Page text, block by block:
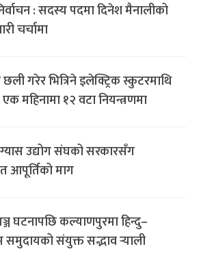
: सदस्य पदमा दिनेश मैनालीको
चर्चामा
गरेर भित्रिने इलेक्ट्रिक स्कुटरमाथि
महिनामा १२ वटा नियन्त्रणमा
उद्योग संघको सरकारसँग
आपूर्तिको माग
घटनापछि कल्याणपुरमा हिन्दु–
समुदायको संयुक्त सद्भाव र्‍याली